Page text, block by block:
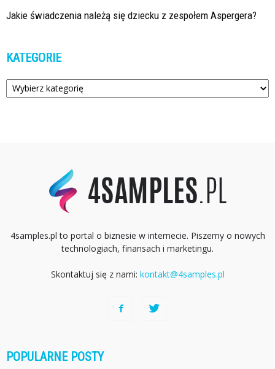
Jakie świadczenia należą się dziecku z zespołem Aspergera?
KATEGORIE
Kategorie
4samples.pl to portal o biznesie w internecie. Piszemy o nowych
technologiach, finansach i marketingu.
Skontaktuj się z nami: kontakt@4samples.pl
POPULARNE POSTY